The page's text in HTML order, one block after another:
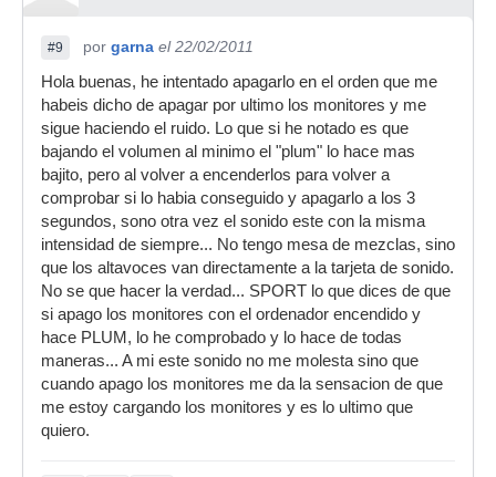
#9 por garna el 22/02/2011
Hola buenas, he intentado apagarlo en el orden que me
habeis dicho de apagar por ultimo los monitores y me
sigue haciendo el ruido. Lo que si he notado es que
bajando el volumen al minimo el "plum" lo hace mas
bajito, pero al volver a encenderlos para volver a
comprobar si lo habia conseguido y apagarlo a los 3
segundos, sono otra vez el sonido este con la misma
intensidad de siempre... No tengo mesa de mezclas, sino
que los altavoces van directamente a la tarjeta de sonido.
No se que hacer la verdad... SPORT lo que dices de que
si apago los monitores con el ordenador encendido y
hace PLUM, lo he comprobado y lo hace de todas
maneras... A mi este sonido no me molesta sino que
cuando apago los monitores me da la sensacion de que
me estoy cargando los monitores y es lo ultimo que
quiero.